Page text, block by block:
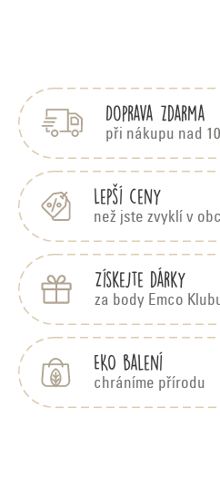
Doprava zdarma
při nákupu nad
Lepší ceny
než jste zvyklí v
Získejte dárky
za body Emco
EKO balení
chráníme přírodu